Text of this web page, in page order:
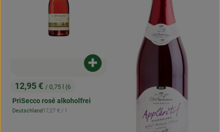
, Preis:
12,95 € / 0,75 l (6
PriSecco rosé alkoholfrei
, Herkunft:
Deutschland, Referenzpreis:
17,27 € / l
Produkt zum Warenkorb hinzufügen